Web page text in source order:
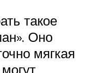
такое
Оно
мягкая